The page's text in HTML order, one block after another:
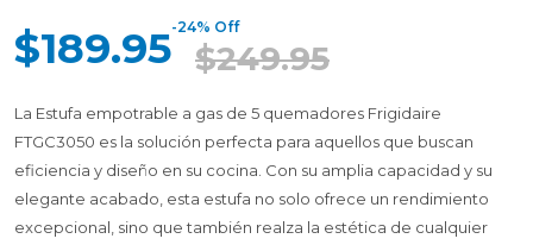
$189.95-24% Off
$249.95
La Estufa empotrable a gas de 5 quemadores Frigidaire
FTGC3050 es la solución perfecta para aquellos que buscan
eficiencia y diseño en su cocina. Con su amplia capacidad y su
elegante acabado, esta estufa no solo ofrece un rendimiento
excepcional, sino que también realza la estética de cualquier